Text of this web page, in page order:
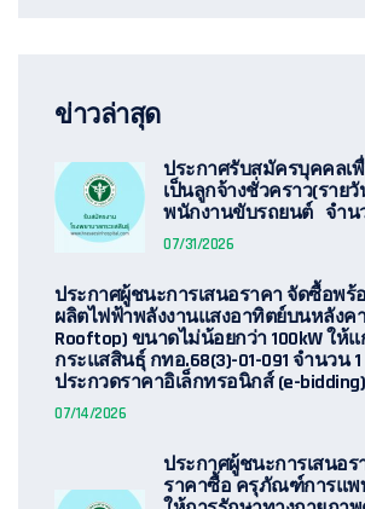
ข่าวล่าสุด
ประกาศรับสมัครบุคคลเ
เป็นลูกจ้างชั่วคราว(ราย
พนักงานขับรถยนต์ จำน
07/31/2026
ประกาศผู้ชนะการเสนอราคา จัดซื้อพร้
ผลิตไฟฟ้าพลังงานแสงอาทิตย์บนหลังค
Rooftop) ขนาดไม่น้อยกว่า 100kW ให้
กระแสสินธุ์ กทอ.68(3)-01-091 จำนวน
ประกวดราคาอิเล็กทรอนิกส์ (e-bidding)
07/14/2026
ประกาศผู้ชนะการเสนอร
ราคาซื้อ ครุภัณฑ์การแพ